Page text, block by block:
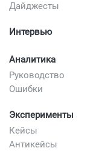
Дайджесты
Интервью
Аналитика
Руководство
Ошибки
Эксперименты
Кейсы
Антикейсы